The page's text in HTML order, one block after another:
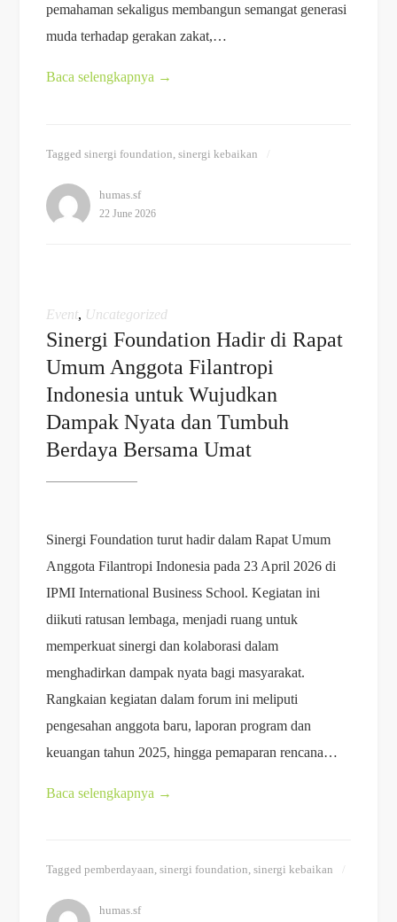
pemahaman sekaligus membangun semangat generasi
muda terhadap gerakan zakat,…
Baca selengkapnya →
Taggedsinergi foundation ,sinergi kebaikan
humas.sf
22 June 2026
Event, Uncategorized
Sinergi Foundation Hadir di Rapat
Umum Anggota Filantropi
Indonesia untuk Wujudkan
Dampak Nyata dan Tumbuh
Berdaya Bersama Umat
Sinergi Foundation turut hadir dalam Rapat Umum
Anggota Filantropi Indonesia pada 23 April 2026 di
IPMI International Business School. Kegiatan ini
diikuti ratusan lembaga, menjadi ruang untuk
memperkuat sinergi dan kolaborasi dalam
menghadirkan dampak nyata bagi masyarakat.
Rangkaian kegiatan dalam forum ini meliputi
pengesahan anggota baru, laporan program dan
keuangan tahun 2025, hingga pemaparan rencana…
Baca selengkapnya →
Taggedpemberdayaan,sinergi foundation,sinergi kebaikan
humas.sf